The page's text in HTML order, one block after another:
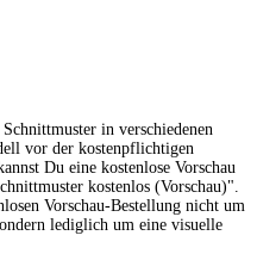
in verschiedenen
vor der kostenpflichtigen
Du eine kostenlose Vorschau
kostenlos (Vorschau)".
Vorschau-Bestellung nicht um
lediglich um eine visuelle